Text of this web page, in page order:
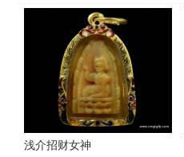
浅介招财女神